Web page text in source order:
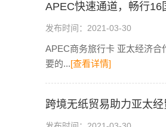
APEC快速通道，畅行16
发布时间：2021-03-30
APEC商务旅行卡 亚太经济合
要的...[查看详情]
跨境无纸贸易助力亚太